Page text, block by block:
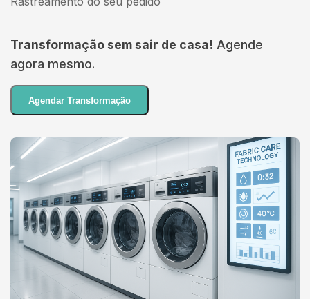
Transformação sem sair de casa! Agende
agora mesmo.
Agendar Transformação